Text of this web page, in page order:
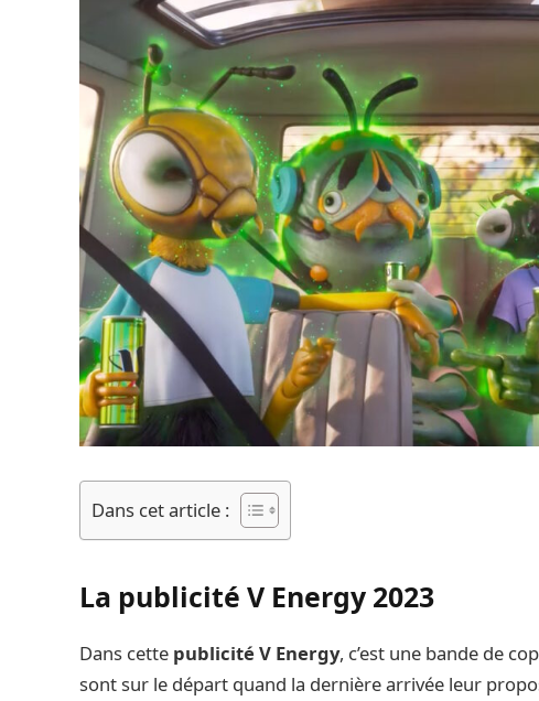
Dans cet article :
La publicité V Energy 2023
Dans cette publicité V Energy, c’est une bande de
sont sur le départ quand la dernière arrivée leur